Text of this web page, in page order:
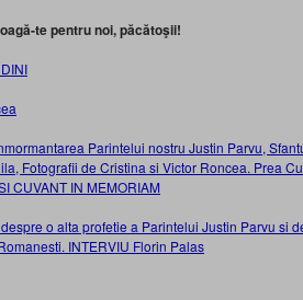
te pentru noi, păcătoşii!
Parintelui nostru Justin Parvu,
Fotografii de Cristina si Victor Roncea. Prea
CUVANT IN MEMORIAM
o alta profetie a Parintelui Justin Parvu si
INTERVIU Florin Palas